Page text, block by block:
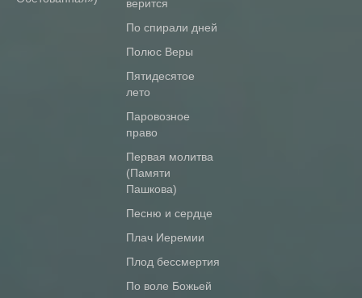
верится
По спирали дней
Полюс Веры
Пятидесятое
лето
Паровозное
право
Первая молитва
(Памяти
Пашкова)
Песню и сердце
Плач Иеремии
Плод бессмертия
По воле Божьей